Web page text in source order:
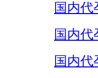
国内代
国内代
国内